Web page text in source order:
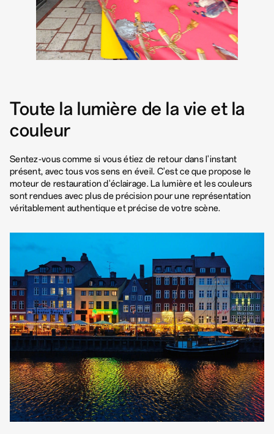
Toute la lumière de la vieet la
couleur
Sentez-vous comme si vous étiez de retour dans l'instant
présent, avec tous vos sens en éveil. C'est ce que propose le
moteur de restauration d'éclairage. La lumière et les couleurs
sont rendues avec plus de précision pour une représentation
véritablement authentique et précise de votre scène.